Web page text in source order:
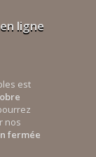
ligne
est
nos
fermée